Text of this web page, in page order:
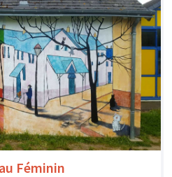
Féminin